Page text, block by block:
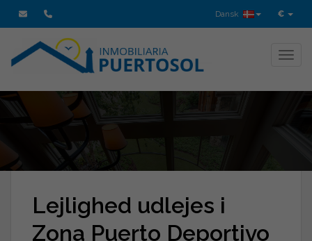
€
Dansk
Lejlighed udlejes i
Zona Puerto Deportivo